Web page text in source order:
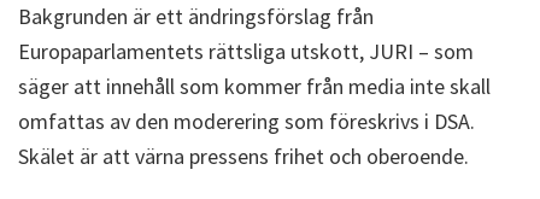
Bakgrunden är ett ändringsförslag från
Europaparlamentets rättsliga utskott, JURI – som
säger att innehåll som kommer från media inte skall
omfattas av den moderering som föreskrivs i DSA.
Skälet är att värna pressens frihet och oberoende.